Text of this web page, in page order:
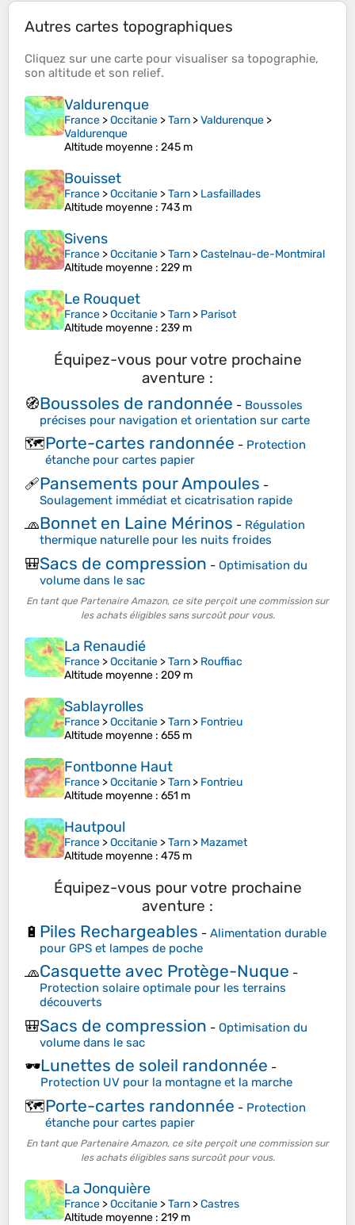
Autres cartes topographiques
Cliquez sur une carte pour visualiser sa topographie,
son altitude et son relief.
Valdurenque
France >Occitanie >Tarn >Valdurenque >
Valdurenque
Altitude moyenne : 245 m
Bouisset
France >Occitanie >Tarn > Lasfaillades
Altitude moyenne : 743 m
Sivens
France >Occitanie >Tarn >Castelnau-de-Montmiral
Altitude moyenne : 229 m
Le Rouquet
France >Occitanie >Tarn > Parisot
Altitude moyenne : 239 m
Équipez-vous pour votre prochaine
aventure :
🧭Boussoles de randonnée - Boussoles
précises pour navigation et orientation sur carte
🗺️Porte-cartes randonnée - Protection
étanche pour cartes papier
🩹Pansements pour Ampoules -
Soulagement immédiat et cicatrisation rapide
🧢Bonnet en Laine Mérinos - Régulation
thermique naturelle pour les nuits froides
🎒Sacs de compression - Optimisation du
volume dans le sac
En tant que Partenaire Amazon, ce site perçoit une commission sur
les achats éligibles sans surcoût pour vous.
La Renaudié
France >Occitanie >Tarn > Rouffiac
Altitude moyenne : 209 m
Sablayrolles
France >Occitanie >Tarn > Fontrieu
Altitude moyenne : 655 m
Fontbonne Haut
France >Occitanie >Tarn > Fontrieu
Altitude moyenne : 651 m
Hautpoul
France >Occitanie >Tarn > Mazamet
Altitude moyenne : 475 m
Équipez-vous pour votre prochaine
aventure :
🔋 Piles Rechargeables - Alimentation durable
pour GPS et lampes de poche
🧢Casquette avec Protège-Nuque -
Protection solaire optimale pour les terrains
découverts
🎒Sacs de compression - Optimisation du
volume dans le sac
🕶️Lunettes de soleil randonnée -
Protection UV pour la montagne et la marche
🗺️Porte-cartes randonnée - Protection
étanche pour cartes papier
En tant que Partenaire Amazon, ce site perçoit une commission sur
les achats éligibles sans surcoût pour vous.
La Jonquière
France >Occitanie >Tarn >Castres
Altitude moyenne : 219 m